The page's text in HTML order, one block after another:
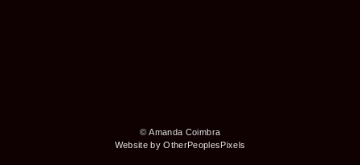
© Amanda Coimbra
Website by OtherPeoplesPixels